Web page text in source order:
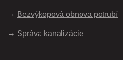
Bezvýkopová obnova potrubí
Správa kanalizácie